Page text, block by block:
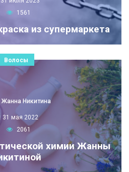
1561
из супермаркета
Волосы
Жанна Никитина
31 мая 2022
2061
химии Жанны